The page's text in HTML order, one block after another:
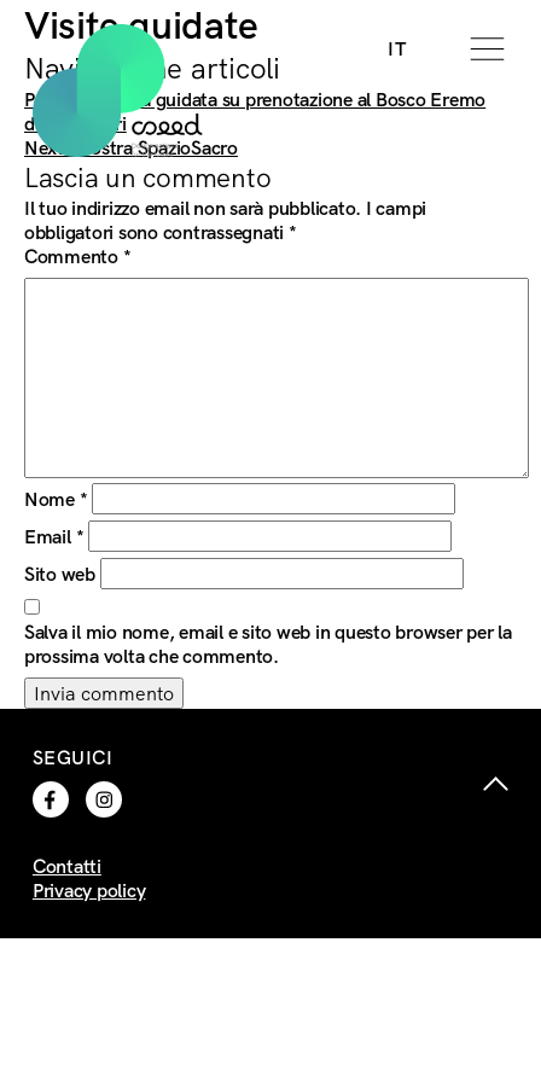
IT
Visite guidate
Navigazione articoli
Previous:
Visita guidata su prenotazione al Bosco Eremo
delle Carceri
Next:
Mostra SpazioSacro
Lascia un commento
Il tuo indirizzo email non sarà pubblicato. I campi
obbligatori sono contrassegnati *
Commento *
Nome *
Email *
Sito web
Salva il mio nome, email e sito web in questo browser per la
prossima volta che commento.
SEGUICI
Contatti
Privacy policy